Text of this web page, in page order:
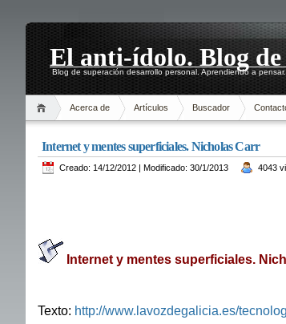
El anti-ídolo. Blog
Blog de superación desarrollo personal. Aprendiendo a
Acerca de Artículos Buscador
Internet y mentes superficiales. Nicholas Carr
Creado: 14/12/2012 | Modificado: 30/1/2013 4043
Internet y mentes superficiales.
Texto: http://www.lavozdegalicia.es/